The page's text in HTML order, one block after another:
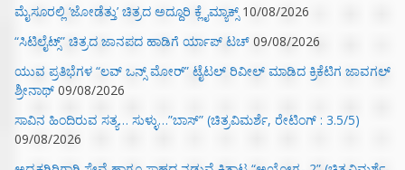
ಮೈಸೂರಲ್ಲಿ ‘ಜೋಡೆತ್ತು’ ಚಿತ್ರದ ಅದ್ದೂರಿ ಕ್ಲೈಮ್ಯಾಕ್ಸ್ 10/08/2026
“ಸಿಟಿಲೈಟ್ಸ್‌” ಚಿತ್ರದ ಜಾನಪದ ಹಾಡಿಗೆ ರ್ಯಾಪ್‌ ಟಚ್‌ 09/08/2026
ಯುವ ಪ್ರತಿಭೆಗಳ “ಲವ್ ಒನ್ಸ್ ಮೋರ್” ಟೈಟಲ್ ರಿವೀಲ್ ಮಾಡಿದ ಕ್ರಿಕೆಟಿಗ ಜಾವಗಲ್
ಶ್ರೀನಾಥ್ 09/08/2026
ಸಾವಿನ ಹಿಂದಿರುವ ಸತ್ಯ… ಸುಳ್ಳು…”ಬಾಸ್” (ಚಿತ್ರವಿಮರ್ಶೆ, ರೇಟಿಂಗ್ : 3.5/5)
09/08/2026